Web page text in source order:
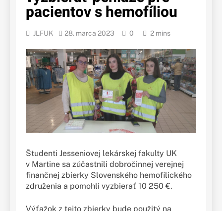
pacientov s hemofíliou
JLFUK 28. marca 2023 0 2 mins
Študenti Jesseniovej lekárskej fakulty UK
v Martine sa zúčastnili dobročinnej verejnej
finančnej zbierky Slovenského hemofilického
združenia a pomohli vyzbierať 10 250 €.
Výťažok z tejto zbierky bude použitý na